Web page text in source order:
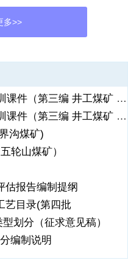
多>>
第三编 井工煤矿,煤矿安全规程
字体部分为对现行规程的修改，
,
井工煤矿 第一章设计及井巷布置）
第二章矿井建设第二节井巷掘进与支护）
沟煤矿)
轮山煤矿）
估报告编制提纲
艺目录(第四批
划分（征求意见稿）
编制说明